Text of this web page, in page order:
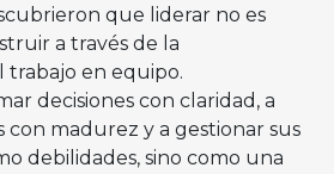
que liderar no es
a través de la
trabajo en equipo.
decisiones con claridad, a
con madurez y a gestionar sus
debilidades, sino como una